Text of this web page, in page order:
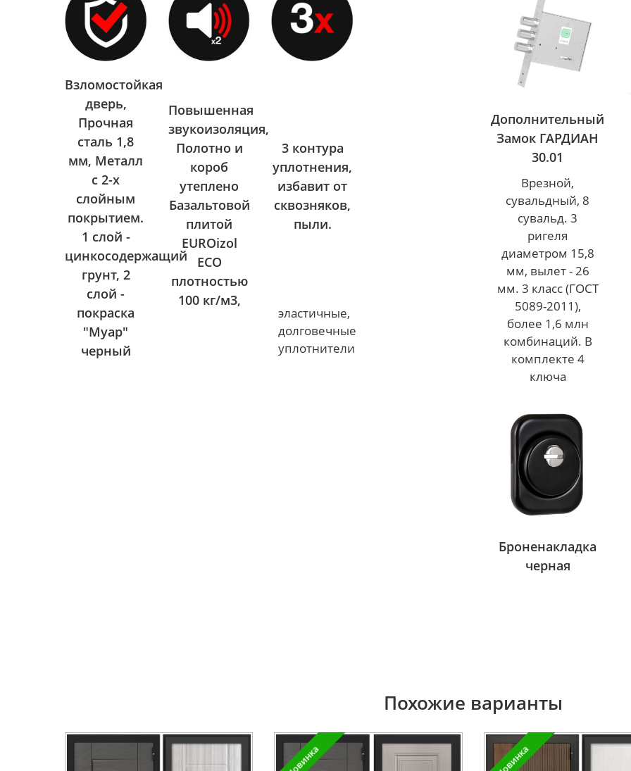
Взломостойкая
дверь,
Прочная
сталь 1,8
мм, Металл
с 2-х
слойным
покрытием.
1 слой -
цинкосодержащий
грунт, 2
слой -
покраска
"Муар"
черный
Повышенная
звукоизоляция,
Полотно и
короб
утеплено
Базальтовой
плитой
EUROizol
ECO
плотностью
100 кг/м3,
3 контура
уплотнения,
избавит от
сквозняков,
пыли.
эластичные,
долговечные
уплотнители
Дополнительный
Замок ГАРДИАН
30.01
Врезной,
сувальдный, 8
сувальд. 3
ригеля
диаметром 15,8
мм, вылет - 26
мм. 3 класс (ГОСТ
5089-2011),
более 1,6 млн
комбинаций. В
комплекте 4
ключа
Броненакладка
черная
Похожие варианты
Новинка Новинка